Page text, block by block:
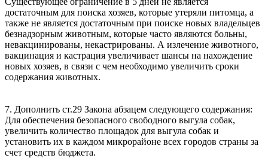
достаточным для поиска хозяев, которые утеряли питомца, а
также не является достаточным при поиске новых владельцев
безнадзорным животным, которые часто являются больны,
невакцинированы, некастрированы. А излечение животного,
вакцинация и кастрация увеличивает шансы на нахождение
новых хозяев, в связи с чем необходимо увеличить сроки
содержания животных.
7. Дополнить ст.29 Закона абзацем следующего содержания:
Для обеспечения безопасного свободного выгула собак,
увеличить количество площадок для выгула собак и
установить их в каждом микрорайоне всех городов страны за
счет средств бюджета.